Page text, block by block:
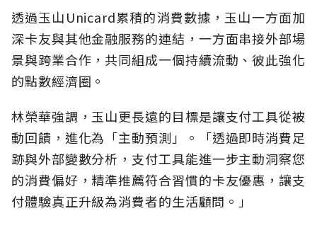
透過玉山Unicard累積的消費數據，玉山一方面加
深卡友與其他金融服務的連結，一方面串接外部場
景與跨業合作，共同組成一個持續流動、彼此強化
的點數經濟圈。
林榮華強調，玉山更長遠的目標是讓支付工具從被
動回饋，進化為「主動預測」。「透過即時消費足
跡與外部變數分析，支付工具能進一步主動洞察您
的消費偏好，精準推薦符合習慣的卡友優惠，讓支
付體驗真正升級為消費者的生活顧問。」